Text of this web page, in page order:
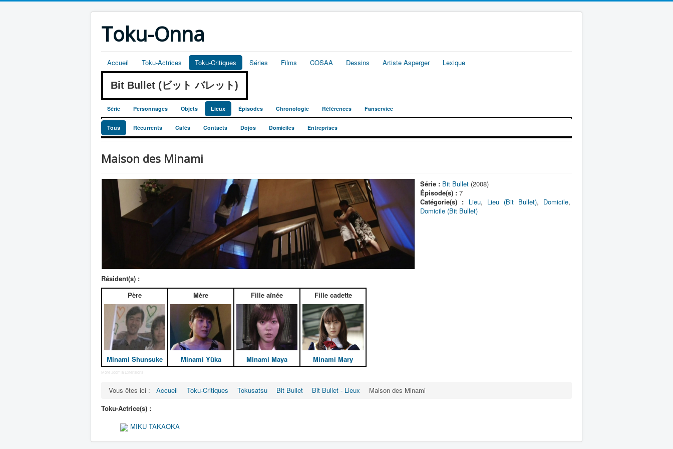
Toku-Onna
Accueil Toku-Actrices Toku-Critiques Séries Films COSAA Dessins Artiste Asperger Lexique
Bit Bullet (ビット バレット)
Série Personnages Objets Lieux Épisodes Chronologie Références Fanservice
Tous Récurrents Cafés Contacts Dojos Domiciles Entreprises
Maison des Minami
Série : Bit Bullet (2008)
Épisode(s) : 7
Catégorie(s) : Lieu, Lieu (Bit Bullet), Domicile,
Domicile (Bit Bullet)
Résident(s) :
Père
Minami Shunsuke
Mère
Minami Yûka
Fille aînée
Minami Maya
Fille cadette
Minami Mary
More Joomla Extensions
Vous êtes ici : Accueil Toku-Critiques Tokusatsu Bit Bullet Bit Bullet - Lieux
Maison des Minami
Toku-Actrice(s) :
MIKU TAKAOKA